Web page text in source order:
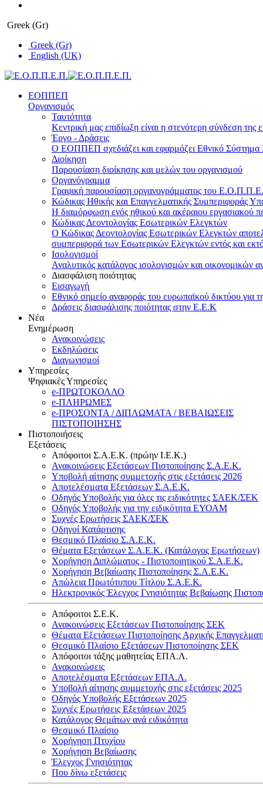
Greek (Gr)
Greek (Gr)
English (UK)
ΕΟΠΠΕΠ
Οργανισμός
Ταυτότητα
Κεντρική μας επιδίωξη είναι η στενότερη σύνδεση της
Έργο - Δράσεις
Ο ΕΟΠΠΕΠ σχεδιάζει και εφαρμόζει Eθνικό Σύστημα
Διοίκηση
Παρουσίαση διοίκησης και μελών του οργανισμού
Οργανόγραμμα
Γραφική παρουσίαση οργανογράμματος του
Κώδικας Ηθικής και Επαγγελματικής Συμπεριφοράς
Η διαμόρφωση ενός ηθικού και ακέραιου εργασιακού
Κώδικας Δεοντολογίας Εσωτερικών Ελεγκτών
Ο Κώδικας Δεοντολογίας Εσωτερικών Ελεγκτών
συμπεριφορά των Εσωτερικών Ελεγκτών εντός και
Ισολογισμοί
Αναλυτικός κατάλογος ισολογισμών και οικονομικών
Διασφάλιση ποιότητας
Εισαγωγή
Εθνικό σημείο αναφοράς του ευρωπαϊκού δικτύου για
Δράσεις διασφάλισης ποιότητας στην Ε.Ε.Κ
Νέα
Ενημέρωση
Ανακοινώσεις
Εκδηλώσεις
Διαγωνισμοί
Υπηρεσίες
Ψηφιακές Υπηρεσίες
e-ΠΡΩΤΟΚΟΛΛΟ
e-ΠΛΗΡΩΜΕΣ
e-ΠΡΟΣΟΝΤΑ / ΔΙΠΛΩΜΑΤΑ / ΒΕΒΑΙΩΣΕΙΣ
ΠΙΣΤΟΠΟΙΗΣΗΣ
Πιστοποιήσεις
Εξετάσεις
Απόφοιτοι Σ.Α.Ε.Κ. (πρώην Ι.Ε.Κ.)
Ανακοινώσεις Εξετάσεων Πιστοποίησης Σ.Α.Ε.Κ.
Υποβολή αίτησης συμμετοχής στις εξετάσεις 2026
Αποτελέσματα Εξετάσεων Σ.Α.Ε.Κ.
Οδηγός Υποβολής για όλες τις ειδικότητες ΣΑΕΚ/ΣΕΚ
Οδηγός Υποβολής για την ειδικότητα ΕΥΟΑΜ
Συχνές Ερωτήσεις ΣΑΕΚ/ΣΕΚ
Οδηγοί Κατάρτισης
Θεσμικό Πλαίσιο Σ.Α.Ε.Κ.
Θέματα Εξετάσεων Σ.Α.Ε.Κ. (Κατάλογος Ερωτήσεων)
Χορήγηση Διπλώματος - Πιστοποιητικού Σ.Α.Ε.Κ.
Χορήγηση Βεβαίωσης Πιστοποίησης Σ.Α.Ε.Κ.
Απώλεια Πρωτότυπου Τίτλου Σ.Α.Ε.Κ.
Ηλεκτρονικός Έλεγχος Γνησιότητας Βεβαίωσης
Απόφοιτοι Σ.Ε.Κ.
Ανακοινώσεις Εξετάσεων Πιστοποίησης ΣΕΚ
Θέματα Εξετάσεων Πιστοποίησης Αρχικής
Θεσμικό Πλαίσιο Εξετάσεων Πιστοποίησης ΣΕΚ
Απόφοιτοι τάξης μαθητείας ΕΠΑ.Λ.
Ανακοινώσεις
Αποτελέσματα Εξετάσεων ΕΠΑ.Λ.
Υποβολή αίτησης συμμετοχής στις εξετάσεις 2025
Οδηγός Υποβολής Εξετάσεων 2025
Συχνές Ερωτήσεις Εξετάσεων 2025
Κατάλογος Θεμάτων ανά ειδικότητα
Θεσμικό Πλαίσιο
Χορήγηση Πτυχίου
Χορήγηση Βεβαίωσης
Έλεγχος Γνησιότητας
Που δίνω εξετάσεις